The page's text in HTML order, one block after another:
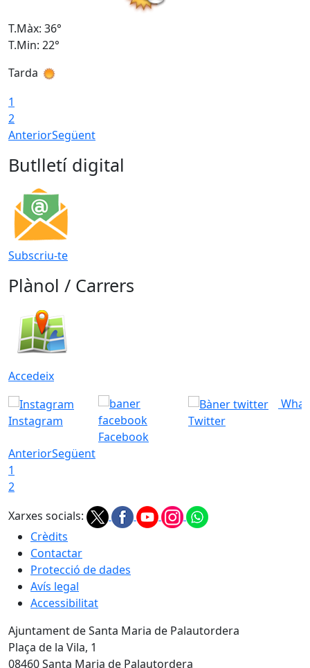
T.Màx: 36°
T.Min: 22°
Tarda
1
2
AnteriorSegüent
Butlletí digital
Subscriu-te
Plànol / Carrers
Accedeix
Instagram
Facebook
Twitter
AnteriorSegüent
1
2
Xarxes socials:
Crèdits
Contactar
Protecció de dades
Avís legal
Accessibilitat
Ajuntament de Santa Maria de Palautordera
Plaça de la Vila, 1
08460 Santa Maria de Palautordera